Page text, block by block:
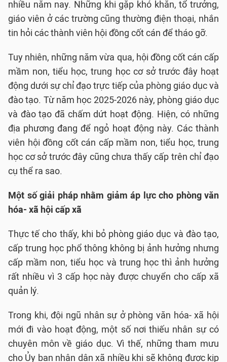
nhiều năm nay. Những khi gặp khó khăn, tổ trưởng,
giáo viên ở các trường cũng thường điện thoại, nhắn
tin hỏi các thành viên hội đồng cốt cán để tháo gỡ.
Tuy nhiên, những năm vừa qua, hội đồng cốt cán cấp
mầm non, tiểu học, trung học cơ sở trước đây hoạt
động dưới sự chỉ đạo trực tiếp của phòng giáo dục và
đào tạo. Từ năm học 2025-2026 này, phòng giáo dục
và đào tạo đã chấm dứt hoạt động. Hiện, có những
địa phương đang để ngỏ hoạt động này. Các thành
viên hội đồng cốt cán cấp mầm non, tiểu học, trung
học cơ sở trước đây cũng chưa thấy cấp trên chỉ đạo
cụ thể ra sao.
Một số giải pháp nhằm giảm áp lực cho phòng văn
hóa- xã hội cấp xã
Thực tế cho thấy, khi bỏ phòng giáo dục và đào tạo,
cấp trung học phổ thông không bị ảnh hưởng nhưng
cấp mầm non, tiểu học và trung học thì ảnh hưởng
rất nhiều vì 3 cấp học này được chuyển cho cấp xã
quản lý.
Trong khi, đội ngũ nhân sự ở phòng văn hóa- xã hội
mới đi vào hoạt động, một số nơi thiếu nhân sự có
chuyên môn về giáo dục. Vì thế, những tham mưu
cho Ủy ban nhân dân xã nhiều khi sẽ không được kịp